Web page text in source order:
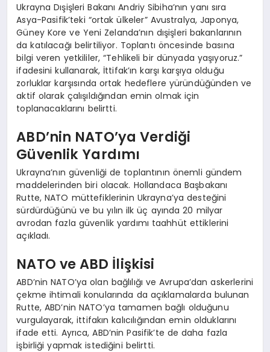
Ukrayna Dışişleri Bakanı Andriy Sibiha’nın yanı sıra
Asya-Pasifik’teki “ortak ülkeler” Avustralya, Japonya,
Güney Kore ve Yeni Zelanda’nın dışişleri bakanlarının
da katılacağı belirtiliyor. Toplantı öncesinde basına
bilgi veren yetkililer, “Tehlikeli bir dünyada yaşıyoruz.”
ifadesini kullanarak, İttifak’ın karşı karşıya olduğu
zorluklar karşısında ortak hedeflere yüründüğünden ve
aktif olarak çalışıldığından emin olmak için
toplanacaklarını belirtti.
ABD’nin NATO’ya Verdiği
Güvenlik Yardımı
Ukrayna’nın güvenliği de toplantının önemli gündem
maddelerinden biri olacak. Hollandaca Başbakanı
Rutte, NATO müttefiklerinin Ukrayna’ya desteğini
sürdürdüğünü ve bu yılın ilk üç ayında 20 milyar
avrodan fazla güvenlik yardımı taahhüt ettiklerini
açıkladı.
NATO ve ABD İlişkisi
ABD’nin NATO’ya olan bağlılığı ve Avrupa’dan askerlerini
çekme ihtimali konularında da açıklamalarda bulunan
Rutte, ABD’nin NATO’ya tamamen bağlı olduğunu
vurgulayarak, ittifakın kalıcılığından emin olduklarını
ifade etti. Ayrıca, ABD’nin Pasifik’te de daha fazla
işbirliği yapmak istediğini belirtti.